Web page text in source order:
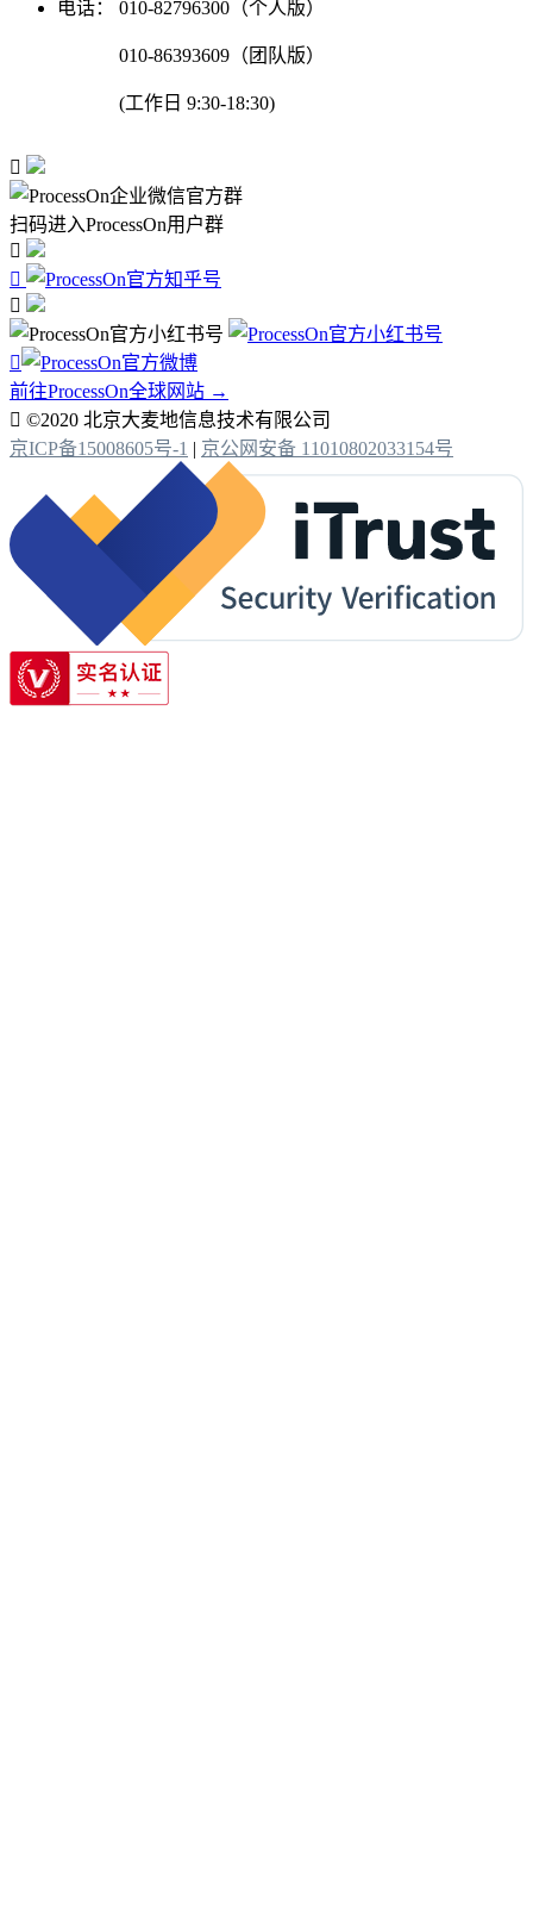
电话： 010-82796300（个人版）
010-86393609（团队版）
(工作日 9:30-18:30)

扫码进入ProcessOn用户群




前往ProcessOn全球网站 →
 ©2020 北京大麦地信息技术有限公司
京ICP备15008605号-1 | 京公网安备 11010802033154号